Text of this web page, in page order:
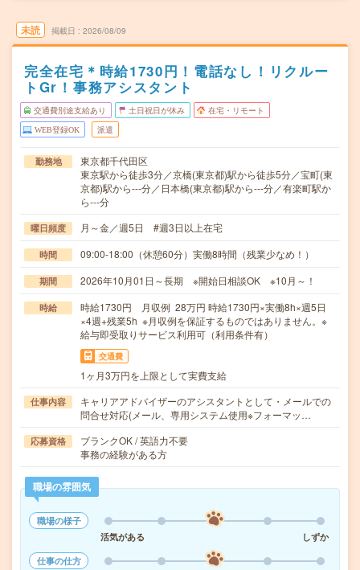
未読 掲載日 2026/08/09
完全在宅＊時給1730円！電話なし！リクルー
トGr！事務アシスタント
交通費別途支給あり 土日祝日が休み 在宅・リモート
WEB登録OK 派遣
勤務地
東京都千代田区
東京駅から徒歩3分／京橋(東京都)駅から徒歩5分／宝町(東
京都)駅から---分／日本橋(東京都)駅から---分／有楽町駅か
ら---分
曜日頻度 月～金／週5日 #週3日以上在宅
時間 09:00-18:00（休憩60分）実働8時間（残業少なめ！）
期間 2026年10月01日～長期 ※開始日相談OK ※10月～！
時給
時給1730円 月収例 28万円 時給1730円×実働8h×週5日
×4週+残業5h ※月収例を保証するものではありません。※
給与即受取りサービス利用可（利用条件有）
交通費
1ヶ月3万円を上限として実費支給
仕事内容
キャリアアドバイザーのアシスタントとして・メールでの
問合せ対応(メール、専用システム使用※フォーマッ…
応募資格
ブランクOK / 英語力不要
事務の経験がある方
職場の雰囲気
職場の様子
活気がある
しずか
仕事の仕方